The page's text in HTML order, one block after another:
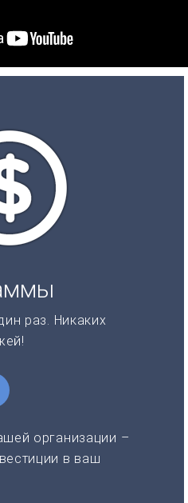
раз. Никаких
организации –
в ваш